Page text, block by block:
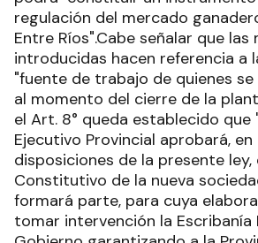
regulación del mercado
Entre Ríos".Cabe señalar que
introducidas hacen referencia a
"fuente de trabajo de quienes
al momento del cierre de la
el Art. 8° queda establecido que
Ejecutivo Provincial aprobará,
disposiciones de la presente
Constitutivo de la nueva
formará parte, para cuya
tomar intervención la Escribanía